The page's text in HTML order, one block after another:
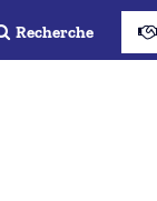
Recherche